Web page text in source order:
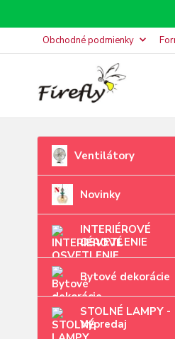
Obchodné podmienky
Ventilátory
Novinky
INTERIÉROVÉ
OSVETLENIE
Bytové dekorácie
STOLNÉ LAMPY -
Výpredaj